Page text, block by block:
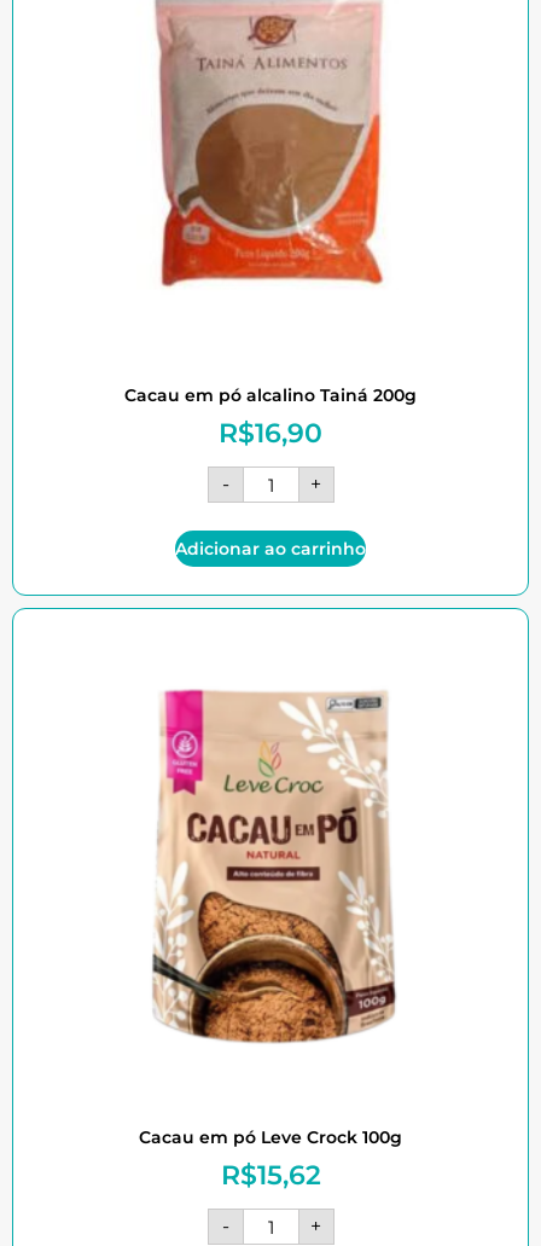
Cacau em pó alcalino Tainá 200g
R$16,90
- +
Adicionar ao carrinho
Cacau em pó Leve Crock 100g
R$15,62
- +